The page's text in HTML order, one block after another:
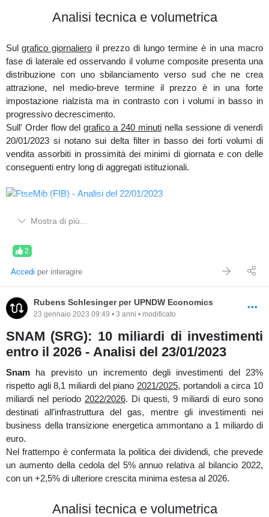
tuttora poco reattivo.
Ultime sessioni di mercato (MB)
MedioBanca a confronto dell'indice
dell' 1,91%.
Analisi tecnica e volumetrica
Sul grafico giornaliero il prezzo di lungo termine è in una macro
fase di laterale ed osservando il volume composite presenta una
distribuzione con uno sbilanciamento verso sud che ne crea
attrazione, nel medio-breve termine il prezzo è in una forte
impostazione rialzista ma in contrasto con i volumi in basso in
progressivo decrescimento.
Sull' Order flow del grafico a 240 minuti nella sessione di venerdì
20/01/2023 si notano sui delta filter in basso dei forti volumi di
vendita assorbiti in prossimità dei minimi di giornata e con delle
conseguenti entry long di aggregati istituzionali.
Osservando il FIB
vanno short) presentando dall'attuale mini laterale (raffigurato in
giallo) un ulteriore sbilanciamento della distribuzione verso sud,
tuttora il prezzo nel brevissimo termine ha adottato
della low volume area che separa la multi distribuzione.
Analizzando più dettagliatamente il prezzo sulgrafico a 7 range,
giornaliero ha una distribuzione ben distribuita e si nota di come
abbia formato una fase di trading range con pressione short come
visto sugli istogrammi in basso ma rivelatosi fallimentare (short
che non vanno short) e con dei conseguenti assorbimenti e
rottura del trading range in accelerazione con dei rilasci di livelli di
pressione a 25705/25725.
Sul Volbooksi osserva della liquidtà statica d'attrazione al prezzo
25570.
Mostra di più...
2
Accedi per interagire
Rubens Schlesinger per UPNDW Economics
23 gennaio 2023 09:49 • 3 anni • modificato
SNAM (SRG): 10 miliardi di investimenti
entro il 2026 - Analisi del 23/01/2023
Snam ha previsto un incremento degli investimenti del 23%
rispetto agli 8,1 miliardi del piano 2021/2025, portandoli a circa 10
miliardi nel periodo 2022/2026. Di questi, 9 miliardi di euro sono
destinati all’infrastruttura del gas, mentre gli investimenti nei
business della transizione energetica ammontano a 1 miliardo di
euro.
Nel frattempo è confermata la politica dei dividendi, che prevede
un aumento della cedola del 5% annuo relativa al bilancio 2022,
con un +2,5% di ulteriore crescita minima estesa al 2026.
Analisi tecnica e volumetrica